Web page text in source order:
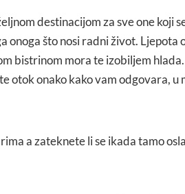
destinacijom za sve one koji
onoga što nosi radni život. Ljepota
bistrinom mora te izobiljem
otok onako kako vam odgovara, u
a zateknete li se ikada tamo